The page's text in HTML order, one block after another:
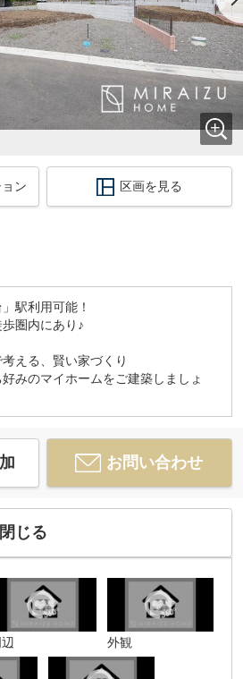
ン 区画を見る
駅利用可能！
圏内にあり♪
える、賢い家づくり
みのマイホームをご建築しましょ
お問い合わせ
じる
外観